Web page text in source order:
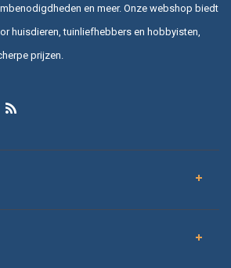
en meer. Onze webshop biedt
huisdieren, tuinliefhebbers en hobbyisten,
prijzen.